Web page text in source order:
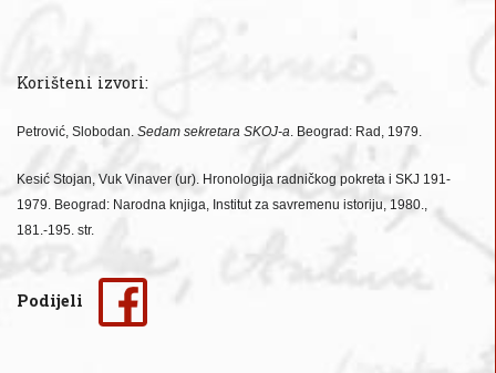
Korišteni izvori:
Petrović, Slobodan. Sedam sekretara SKOJ-a. Beograd: Rad, 1979.
Kesić Stojan, Vuk Vinaver (ur). Hronologija radničkog pokreta i SKJ 191-
1979. Beograd: Narodna knjiga, Institut za savremenu istoriju, 1980.,
181.-195. str.
Podijeli